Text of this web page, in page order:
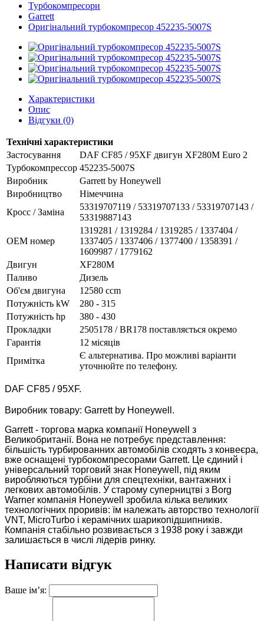
Турбокомпресори
Garrett
Оригінальний турбокомпресор 452235-5007S
Характеристики
Опис
Відгуки (0)
Технічні характеристики
Застосування
DAF CF85 / 95XF двигун XF280M Euro 2
Турбокомпрессор 452235-5007S
Виробник
Garrett by Honeywell
Виробництво
Німеччина
Кросс / Заміна
53319707119 / 53319707133 / 53319707143 /
53319887143
ОЕМ номер
1319281 / 1319284 / 1319285 / 1337404 /
1337405 / 1337406 / 1377400 / 1358391 /
1609987 / 1779162
Двигун
XF280M
Паливо
Дизель
Об'єм двигуна
12580 ccm
Потужність kW
280 - 315
Потужність hp
380 - 430
Прокладки
2505178 / BR178 поставляється окремо
Гарантія
12 місяців
Примітка
Є альтернатива. Про можливі варіанти
уточнюйте по телефону.
DAF CF85 / 95XF.
Виробник товару: Garrett by Honeywell.
Garrett - торгова марка компанії Honeywell з
Великобританії. Вона не потребує представлення:
більшість турбированних автомобілів сходять з конвеєра,
вже оснащені турбокомпресорами Garrett. Це єдиний і
універсальний торговий знак Honeywell, під яким
виробляються турбіни для спецтехніки, вантажних і
легкових автомобілів. У старому суперництві з Borg
Warner компанія Honeywell зробила кілька великих
технологічних проривів: їм належать авторство технології
VNT, MicroTurbo і керамічних шарикопідшипників.
Компанія стабільно розвивається з 1938 року і завжди
залишається в числі лідерів ринку.
Написати відгук
Ваше ім’я: